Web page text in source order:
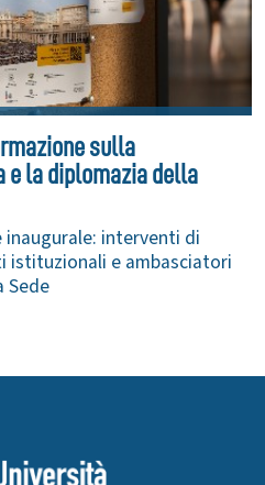
sulla
e la diplomazia della
inaugurale: interventi di
istituzionali e ambasciatori
Sede